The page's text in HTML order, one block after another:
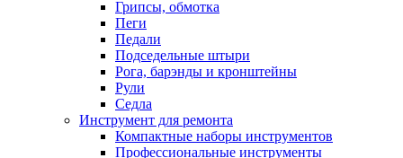
Грипсы, обмотка
Пеги
Педали
Подседельные штыри
Рога, барэнды и кронштейны
Рули
Седла
Инструмент для ремонта
Компактные наборы инструментов
Профессиональные инструменты